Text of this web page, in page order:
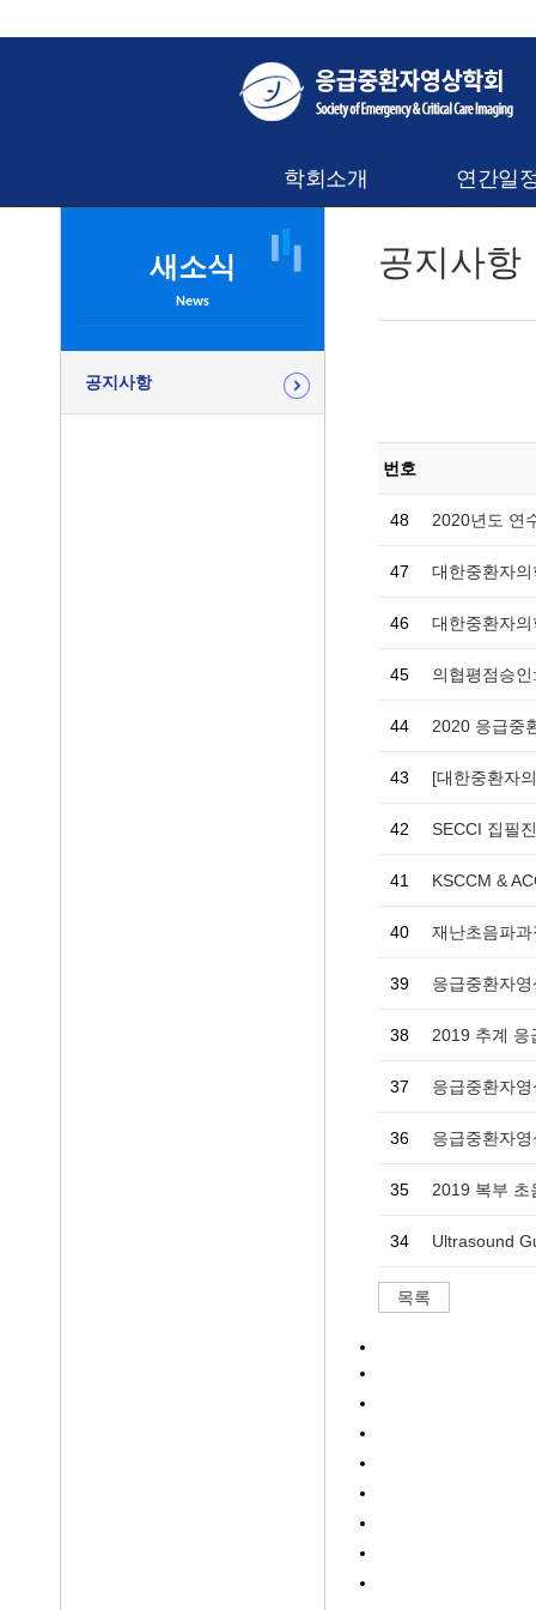
학회소개 연간일
새소식
News
공지사항
공지사항
번호
48 2020년도 연
47 대한중환자
46 대한중환자
45 의협평점승
44 2020 응급중
43 [대한중환자
42 SECCI 집필
41 KSCCM &
40
39 응급중환자
38 2019 추계 응
37 응급중환자
36
35 2019 복부 초
34 Ultrasound
목록